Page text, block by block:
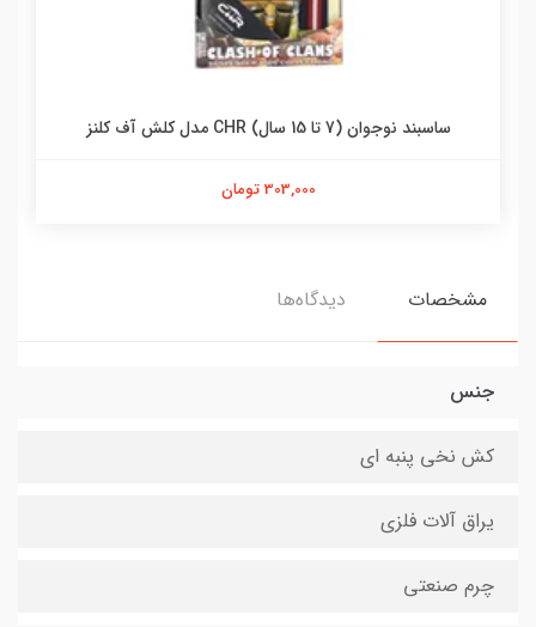
ساسبند نوجوان (7 تا 15 سال) CHR مدل کلش آف کلنز
303,000 تومان
مشخصات دیدگاه‌ها
جنس
کش نخی پنبه ای
یراق آلات فلزی
چرم صنعتی